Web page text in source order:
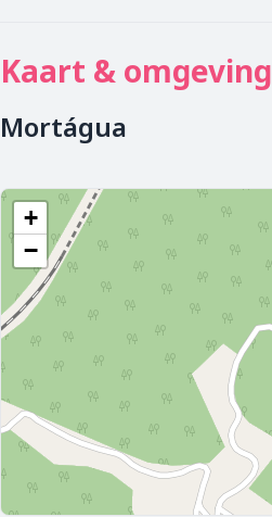
Kaart & omgeving
Mortágua
+
−